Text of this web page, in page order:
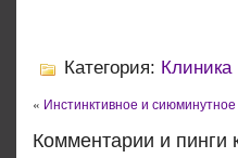
Категория: Клиника
« Инстинктивное и
Комментарии и пинги